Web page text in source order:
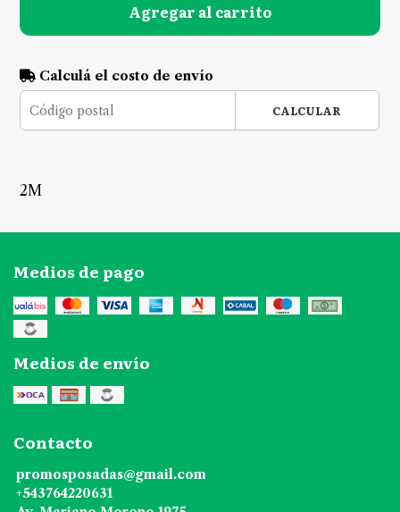
Agregar al carrito
Calculá el costo de envío
CALCULAR
2M
Medios de pago
Medios de envío
Contacto
promosposadas@gmail.com
+543764220631